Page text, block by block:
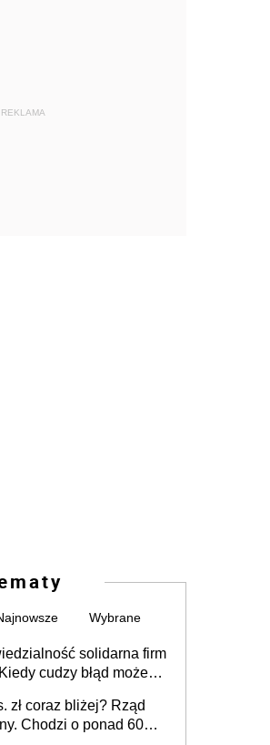
REKLAMA
Wybrane
solidarna firm
cudzy błąd może
zł coraz bliżej? Rząd
Chodzi o ponad 60